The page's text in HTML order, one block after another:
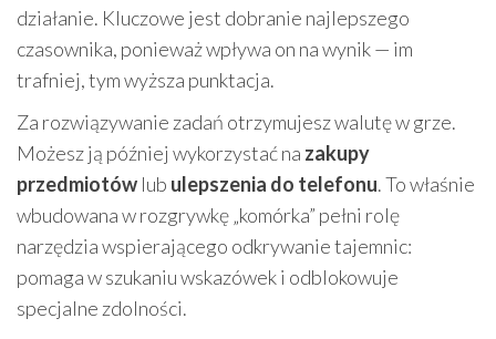
działanie. Kluczowe jest dobranie najlepszego
czasownika, ponieważ wpływa on na wynik — im
trafniej, tym wyższa punktacja.
Za rozwiązywanie zadań otrzymujesz walutę w grze.
Możesz ją później wykorzystać na zakupy
przedmiotów lub ulepszenia do telefonu. To właśnie
wbudowana w rozgrywkę „komórka” pełni rolę
narzędzia wspierającego odkrywanie tajemnic:
pomaga w szukaniu wskazówek i odblokowuje
specjalne zdolności.